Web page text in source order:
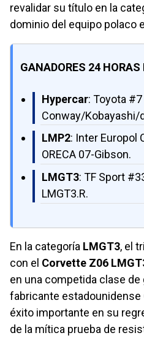
revalidar su título en la
dominio del equipo polaco
GANADORES 24
Hypercar: Toyota
Conway/Kobayashi/
LMP2: Inter Europol
ORECA 07-Gibson.
LMGT3: TF Sport
LMGT3.R.
En la categoría LMGT3, el
con el Corvette Z06
en una competida clase de
fabricante estadounidense
éxito importante en su
de la mítica prueba de